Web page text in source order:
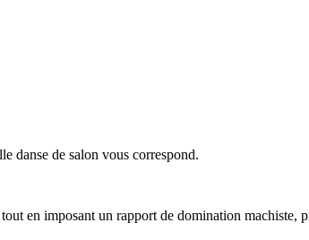
danse de salon vous correspond.
en imposant un rapport de domination machiste,